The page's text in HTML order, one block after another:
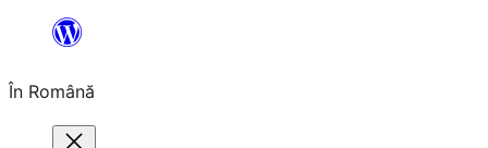
conținut
În Română